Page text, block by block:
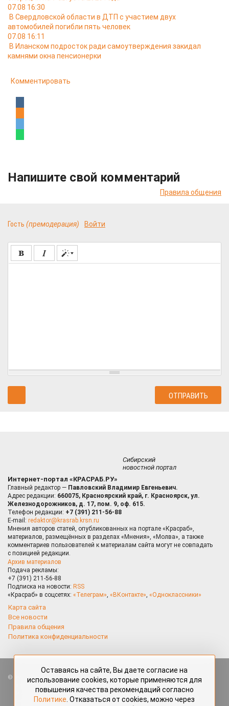
07.08 16:30
В Свердловской области в ДТП с участием двух
автомобилей погибли пять человек
07.08 16:11
В Иланском подросток ради самоутверждения закидал
камнями окна пенсионерки
Комментировать
Напишите свой комментарий
Правила общения
Гость (премодерация) Войти
Сибирский
новостной портал
Интернет-портал «КРАСРАБ.РУ»
Главный редактор — Павловский Владимир Евгеньевич.
Адрес редакции: 660075, Красноярский край, г. Красноярск, ул.
Железнодорожников, д. 17, пом. 9, оф. 615.
Телефон редакции: +7 (391) 211-56-88
E-mail: redaktor@krasrab.krsn.ru
Мнения авторов статей, опубликованных на портале «Красраб»,
материалов, размещённых в разделах «Мнения», «Молва», а также
комментариев пользователей к материалам сайта могут не совпадать
с позицией редакции.
Архив материалов
Подача рекламы:
+7 (391) 211-56-88
Подписка на новости: RSS
«Красраб» в соцсетях: «Телеграм», «ВКонтакте», «Одноклассники»
Карта сайта
Все новости
Правила общения
Политика конфиденциальности
Все права защищены. Любые материалы, размещённые на портале
«Красраб.ру» сотрудниками редакции, нештатными авторами
и читателями, являются объектами авторского права. Полное или
частичное использование материалов, размещённых на портале
Оставаясь на сайте, Вы даете согласие на
использование cookies, которые применяются для
повышения качества рекомендаций согласно
Политике . Отказаться от cookies, можно через